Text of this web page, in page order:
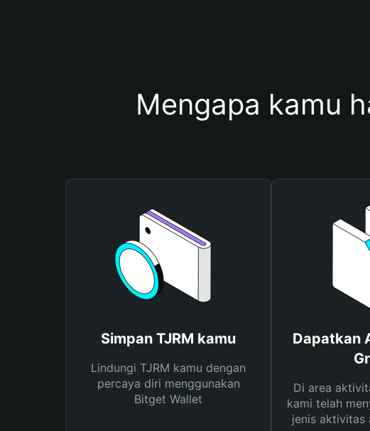
Mengapa kamu
Simpan TJRM kamu
Lindungi TJRM kamu dengan
percaya diri menggunakan
Bitget Wallet
Dapatkan
Di area
kami telah
jenis aktivitas